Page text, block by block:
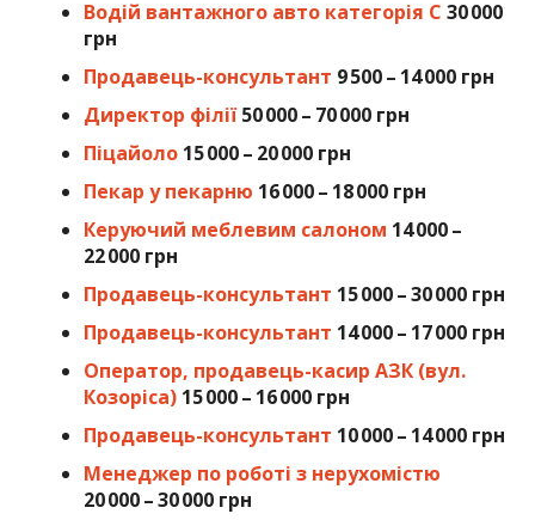
Водій вантажного авто категорія С 30 000
грн
Продавець-консультант 9 500 – 14 000 грн
Директор філії 50 000 – 70 000 грн
Піцайоло 15 000 – 20 000 грн
Пекар у пекарню 16 000 – 18 000 грн
Керуючий меблевим салоном 14 000 –
22 000 грн
Продавець-консультант 15 000 – 30 000 грн
Продавець-консультант 14 000 – 17 000 грн
Оператор, продавець-касир АЗК (вул.
Козоріса) 15 000 – 16 000 грн
Продавець-консультант 10 000 – 14 000 грн
Менеджер по роботі з нерухомістю
20 000 – 30 000 грн